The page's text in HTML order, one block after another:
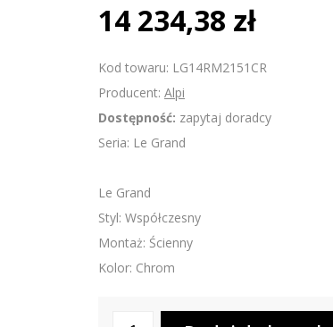
14 234,38 zł
Kod towaru: LG14RM2151CR
Producent: Alpi
Dostępność: zapytaj doradcy
Seria: Le Grand
Le Grand
Styl: Współczesny
Montaż: Ścienny
Kolor: Chrom